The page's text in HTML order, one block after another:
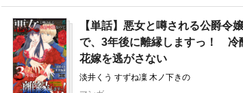
【単話】悪女と噂される公爵令
で、3年後に離縁しますっ！ 冷
花嫁を逃がさない
淡井くう すずね凜 木ノ下きの